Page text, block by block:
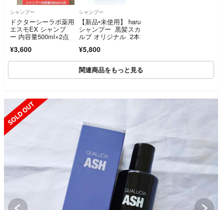
シャンプー
ドクターシーラボ薬用
エスモEX シャンプ
ー 内容量500ml×2点
¥3,600
シャンプー
【新品•未使用】 haru
シャンプー 黒髪スカ
ルプ オリジナル 2本
¥5,800
関連商品をもっと見る